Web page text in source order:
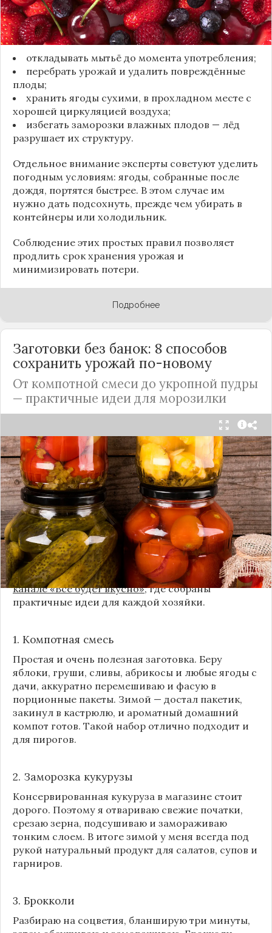
Чтобы ягоды сохранили свежесть, специалисты
рекомендуют:
откладывать мытьё до момента употребления;
перебрать урожай и удалить повреждённые
плоды;
хранить ягоды сухими, в прохладном месте с
хорошей циркуляцией воздуха;
избегать заморозки влажных плодов — лёд
разрушает их структуру.
Отдельное внимание эксперты советуют уделить
погодным условиям: ягоды, собранные после
дождя, портятся быстрее. В этом случае им
нужно дать подсохнуть, прежде чем убирать в
контейнеры или холодильник.
Соблюдение этих простых правил позволяет
продлить срок хранения урожая и
минимизировать потери.
Подробнее
Заготовки без банок: 8 способов
сохранить урожай по-новому
От компотной смеси до укропной пудры
— практичные идеи для морозилки
Каждый год, когда приходит пора богатого
урожая, я стараюсь сохранить максимум летних
витаминов. Закатки в банки — это, безусловно,
классика, которая никуда не уходит из нашей
жизни. Но современный подход к хранению
продуктов показывает, что есть и более простые,
быстрые и удобные способы.
Сегодня я делюсь своими любимыми рецептами
без банок и долгих стерилизаций. Подробнее и с
пошаговыми инструкциями их можно найти на
канале «Все будет вкусно», где собраны
практичные идеи для каждой хозяйки.
1. Компотная смесь
Простая и очень полезная заготовка. Беру
яблоки, груши, сливы, абрикосы и любые ягоды с
дачи, аккуратно перемешиваю и фасую в
порционные пакеты. Зимой — достал пакетик,
закинул в кастрюлю, и ароматный домашний
компот готов. Такой набор отлично подходит и
для пирогов.
2. Заморозка кукурузы
Консервированная кукуруза в магазине стоит
дорого. Поэтому я отвариваю свежие початки,
срезаю зерна, подсушиваю и замораживаю
тонким слоем. В итоге зимой у меня всегда под
рукой натуральный продукт для салатов, супов и
гарниров.
3. Брокколи
Разбираю на соцветия, бланширую три минуты,